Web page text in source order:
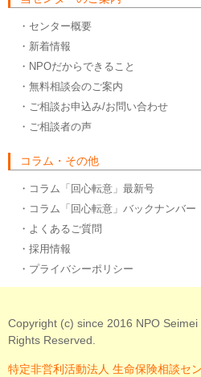
・センター概要
・新着情報
・NPOだからできること
・無料相談会のご案内
・ご相談お申込み/お問い合わせ
・ご相談者の声
コラム・その他
・コラム「回心転意」最新号
・コラム「回心転意」バックナンバー
・よくあるご質問
・採用情報
・プライバシーポリシー
Copyright (c) since 2016 NPO
Rights Reserved.
特定非営利活動法人 生命保険相談セ